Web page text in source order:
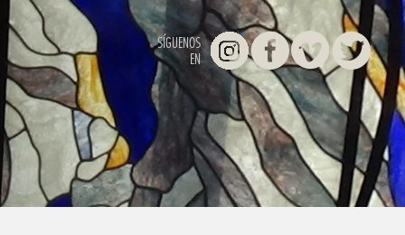
SÍGUENOS
EN
InstagramFacebookVimeo Twitter